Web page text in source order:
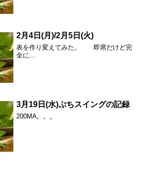
2月4日(月)/2月5日(火)
表を作り変えてみた。 即席だけど完
全に...
3月19日(水)ぷちスイングの記録
200MA。。。